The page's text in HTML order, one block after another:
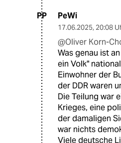
PP PeWi
17.06.2025, 20:08
@Oliver Korn-
Was genau ist
ein Volk"
Einwohner der
der DDR waren
Die Teilung war
Krieges, eine
der damaligen
war nichts
Viele deutsche